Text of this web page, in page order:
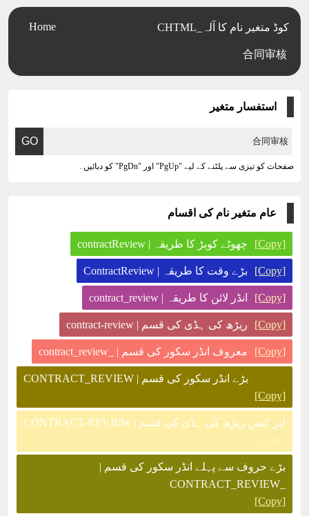
CHTML_کوڈ متغیر نام کا آلہ
合同审核
Home
استفسار متغیر
صفحات کو تیزی سے پلٹنے کے لیے "PgUp" اور "PgDn" کو دبائیں۔
عام متغیر نام کی اقسام
چھوٹے کوبڑ کا طریقہ | contractReview [Copy]
بڑے وقت کا طریقہ | ContractReview [Copy]
انڈر لائن کا طریقہ | contract_review [Copy]
ریڑھ کی ہڈی کی قسم | contract-review [Copy]
معروف انڈر سکور کی قسم | _contract_review [Copy]
بڑے انڈر سکور کی قسم | CONTRACT_REVIEW
[Copy]
اپر کیس ریڑھ کی ہڈی کی قسم | CONTRACT-REVIEW
بڑے حروف سے پہلے انڈر سکور کی قسم |
_CONTRACT_REVIEW
[Copy]